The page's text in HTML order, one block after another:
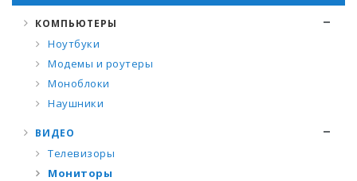
КОМПЬЮТЕРЫ
Ноутбуки
Модемы и роутеры
Моноблоки
Наушники
ВИДЕО
Телевизоры
Мониторы